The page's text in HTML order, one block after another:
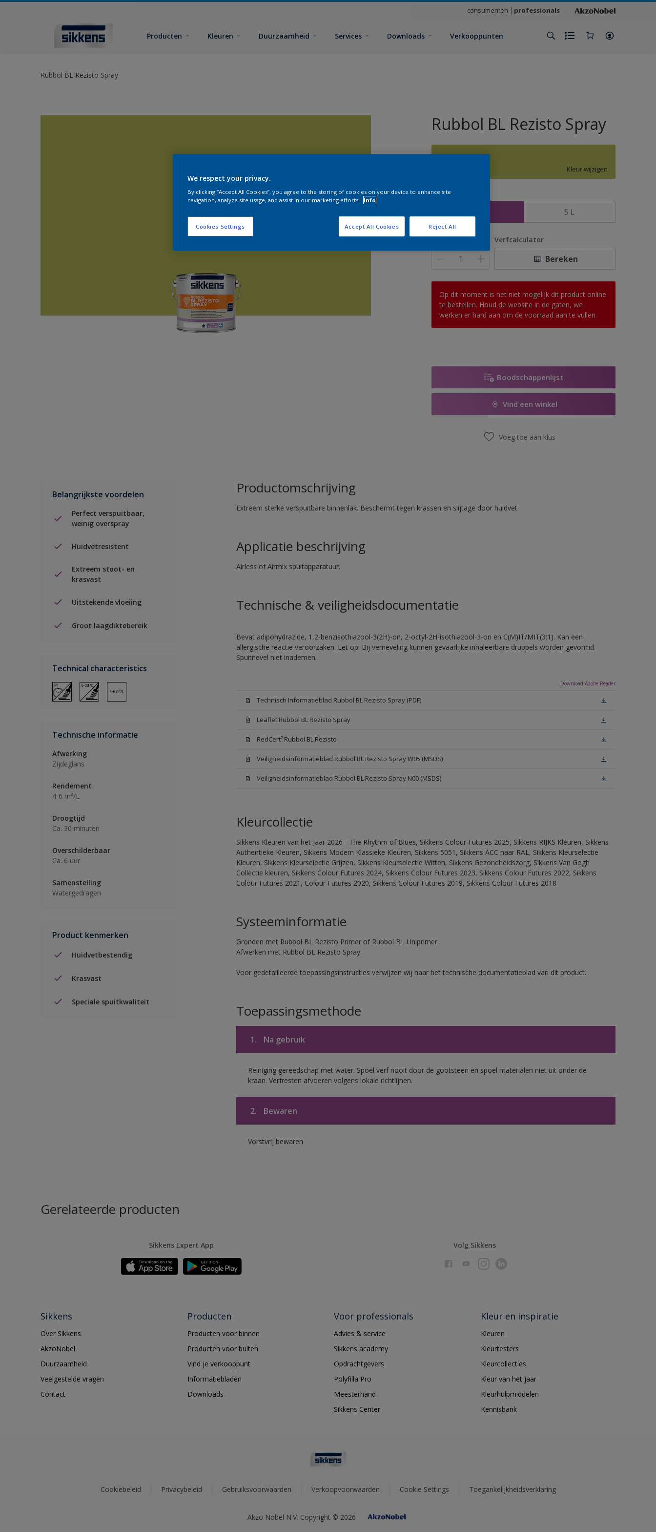
consumenten professionals
Producten Kleuren Duurzaamheid Services Downloads Verkooppunten
Rubbol BL Rezisto Spray
Rubbol BL Rezisto Spray
Kleur wijzigen
Grootte
5 L
Aantal Verfcalculator
Bereken
Op dit moment is het niet mogelijk dit product online
te bestellen. Houd de website in de gaten, we
werken er hard aan om de voorraad aan te vullen.
Boodschappenlijst
Vind een winkel
Voeg toe aan klus
Belangrijkste voordelen
Perfect verspuitbaar,
weinig overspray
Huidvetresistent
Extreem stoot- en
krasvast
Uitstekende vloeiing
Groot laagdiktebereik
Technical characteristics
Technische informatie
Afwerking
Zijdeglans
Rendement
4-6 m²/L
Droogtijd
Ca. 30 minuten
Overschilderbaar
Ca. 6 uur
Samenstelling
Watergedragen
Product kenmerken
Huidvetbestendig
Krasvast
Speciale spuitkwaliteit
Productomschrijving
Extreem sterke verspuitbare binnenlak. Beschermt tegen krassen en slijtage door huidvet.
Applicatie beschrijving
Airless of Airmix spuitapparatuur.
Technische & veiligheidsdocumentatie
Bevat adipohydrazide, 1,2-benzisothiazool-3(2H)-on, 2-octyl-2H-isothiazool-3-on en C(M)IT/MIT(3:1). Kan een
allergische reactie veroorzaken. Let op! Bij verneveling kunnen gevaarlijke inhaleerbare druppels worden gevormd.
Spuitnevel niet inademen.
Download Adobe Reader
Technisch Informatieblad Rubbol BL Rezisto Spray (PDF)
Leaflet Rubbol BL Rezisto Spray
RedCert² Rubbol BL Rezisto
Veiligheidsinformatieblad Rubbol BL Rezisto Spray W05 (MSDS)
Veiligheidsinformatieblad Rubbol BL Rezisto Spray N00 (MSDS)
Kleurcollectie
Sikkens Kleuren van het Jaar 2026 - The Rhythm of Blues, Sikkens Colour Futures 2025, Sikkens RIJKS Kleuren, Sikkens
Authentieke Kleuren, Sikkens Modern Klassieke Kleuren, Sikkens 5051, Sikkens ACC naar RAL, Sikkens Kleurselectie
Kleuren, Sikkens Kleurselectie Grijzen, Sikkens Kleurselectie Witten, Sikkens Gezondheidszorg, Sikkens Van Gogh
Collectie kleuren, Sikkens Colour Futures 2024, Sikkens Colour Futures 2023, Sikkens Colour Futures 2022, Sikkens
Colour Futures 2021, Colour Futures 2020, Sikkens Colour Futures 2019, Sikkens Colour Futures 2018
Systeeminformatie
Gronden met Rubbol BL Rezisto Primer of Rubbol BL Uniprimer.
Afwerken met Rubbol BL Rezisto Spray.
Voor gedetailleerde toepassingsinstructies verwijzen wij naar het technische documentatieblad van dit product.
Toepassingsmethode
1. Na gebruik
Reiniging gereedschap met water. Spoel verf nooit door de gootsteen en spoel materialen niet uit onder de
kraan. Verfresten afvoeren volgens lokale richtlijnen.
2. Bewaren
Vorstvrij bewaren
Gerelateerde producten
Sikkens Expert App Volg Sikkens
Sikkens
Over Sikkens
AkzoNobel
Duurzaamheid
Veelgestelde vragen
Contact
Producten
Producten voor binnen
Producten voor buiten
Vind je verkooppunt
Informatiebladen
Downloads
Voor professionals
Advies & service
Sikkens academy
Opdrachtgevers
Polyfilla Pro
Meesterhand
Sikkens Center
Kleur en inspiratie
Kleuren
Kleurtesters
Kleurcollecties
Kleur van het jaar
Kleurhulpmiddelen
Kennisbank
Cookiebeleid Privacybeleid Gebruiksvoorwaarden Verkoopvoorwaarden Cookie Settings Toegankelijkheidsverklaring
Akzo Nobel N.V. Copyright © 2026
We respect your privacy.
By clicking “Accept All Cookies”, you agree to the storing of cookies on your device to enhance site
navigation, analyze site usage, and assist in our marketing efforts.
Info
Cookies Settings Reject All
Accept All Cookies